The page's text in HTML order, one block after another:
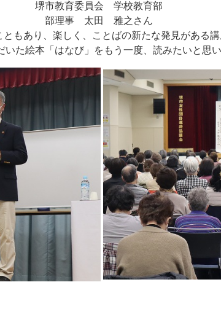
堺市教育委員会 学校教育部
部理事 太田 雅之さん
ともあり、楽しく、ことばの新たな発見がある講
いた絵本「はなび」をもう一度、読みたいと思い